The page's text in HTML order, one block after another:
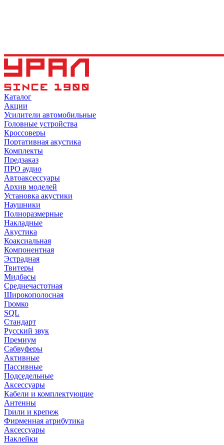
Каталог
Акции
Усилители автомобильные
Головные устройства
Кроссоверы
Портативная акустика
Комплекты
Предзаказ
ПРО аудио
Автоаксессуары
Архив моделей
Установка акустики
Наушники
Полноразмерные
Накладные
Акустика
Коаксиальная
Компонентная
Эстрадная
Твитеры
Мидбасы
Среднечастотная
Широкополосная
Громко
SQL
Стандарт
Русский звук
Премиум
Сабвуферы
Активные
Пассивные
Подседельные
Аксессуары
Кабели и комплектующие
Антенны
Грили и крепеж
Фирменная атрибутика
Аксессуары
Наклейки